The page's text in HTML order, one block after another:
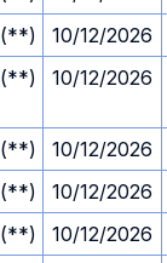
(**) 10/12/2026
(**) 10/12/2026
(**) 10/12/2026
(**) 10/12/2026
(**) 10/12/2026